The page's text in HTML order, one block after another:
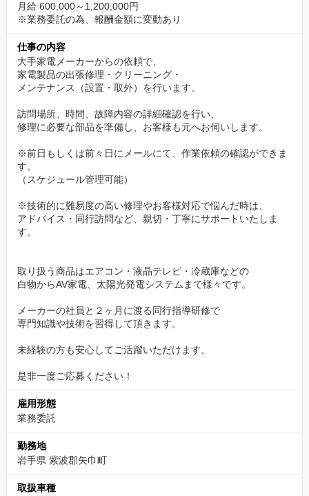
月給 600,000～1,200,000円
※業務委託の為、報酬金額に変動あり
仕事の内容
大手家電メーカーからの依頼で、
家電製品の出張修理・クリーニング・
メンテナンス（設置・取外）を行います。
訪問場所、時間、故障内容の詳細確認を行い、
修理に必要な部品を準備し、お客様も元へお伺いします。
※前日もしくは前々日にメールにて、作業依頼の確認ができま
す。
（スケジュール管理可能）
※技術的に難易度の高い修理やお客様対応で悩んだ時は、
アドバイス・同行訪問など、親切・丁寧にサポートいたしま
す。
取り扱う商品はエアコン・液晶テレビ・冷蔵庫などの
白物からAV家電、太陽光発電システムまで様々です。
メーカーの社員と２ヶ月に渡る同行指導研修で
専門知識や技術を習得して頂きます。
未経験の方も安心してご活躍いただけます。
是非一度ご応募ください！
雇用形態
業務委託
勤務地
岩手県 紫波郡矢巾町
取扱車種